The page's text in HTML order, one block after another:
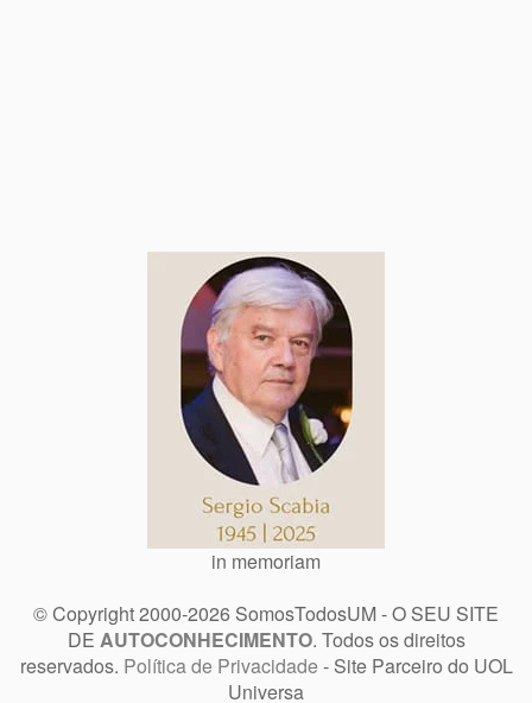
in memoriam
© Copyright 2000-2026 SomosTodosUM - O SEU SITE
DE AUTOCONHECIMENTO. Todos os direitos
reservados. Política de Privacidade - Site Parceiro do UOL
Universa